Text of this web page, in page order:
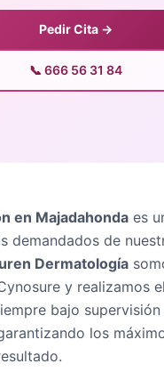
Pedir Cita →
📞 666 56 31 84
en Majadahonda es
demandados de
Dermatología
y realizamos el
bajo supervisión
los